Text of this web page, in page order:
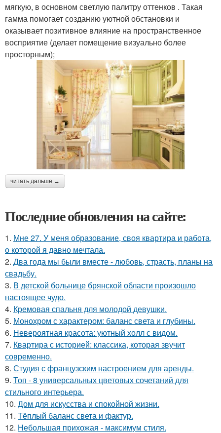
мягкую, в основном светлую палитру оттенков . Такая
гамма помогает созданию уютной обстановки и
оказывает позитивное влияние на пространственное
восприятие (делает помещение визуально более
просторным);
читать дальше →
Последние обновления на сайте:
1. Мне 27. У меня образование, своя квартира и работа,
о которой я давно мечтала.
2. Два года мы были вместе - любовь, страсть, планы на
свадьбу.
3. В детской больнице брянской области произошло
настоящее чудо.
4. Кремовая спальня для молодой девушки.
5. Монохром с характером: баланс света и глубины.
6. Невероятная красота: уютный холл с видом.
7. Квартира с историей: классика, которая звучит
современно.
8. Студия с французским настроением для аренды.
9. Топ - 8 универсальных цветовых сочетаний для
стильного интерьера.
10. Дом для искусства и спокойной жизни.
11. Тёплый баланс света и фактур.
12. Небольшая прихожая - максимум стиля.